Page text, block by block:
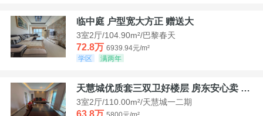
临中庭 户型宽大方正 赠送大
3室2厅/104.90m²/巴黎春天
72.8万 6939.94元/m²
学区
满两年
天慧城优质套三双卫好楼层 房东安心卖 价格好谈
3室2厅/110.00m²/天慧城一二期
63.8万